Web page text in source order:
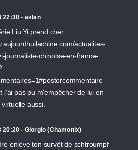
22:30 - aslan
Liu Yi prend cher:
actualites-
journaliste-chinoise-en-france-
j'ai pas pu m'empêcher de lui en
aussi.
20:20 - Giorgio (Chamonix)
enlève ton survêt de schtroumpf